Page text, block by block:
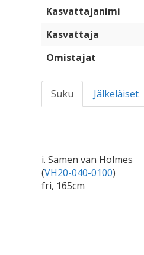
Kasvattajanimi
Kasvattaja
Omistajat
Suku Jälkeläiset
i. Samen van Holmes
(VH20-040-0100)
fri, 165cm